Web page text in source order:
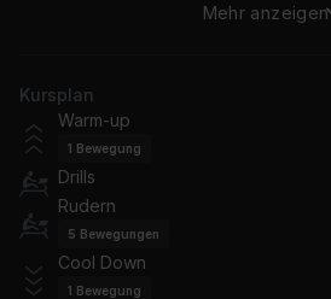
Relax
Sie7e
Mehr anzeigen
Kursplan
Warm-up
1 Bewegung
Drills
Rudern
5 Bewegungen
Cool Down
1 Bewegung